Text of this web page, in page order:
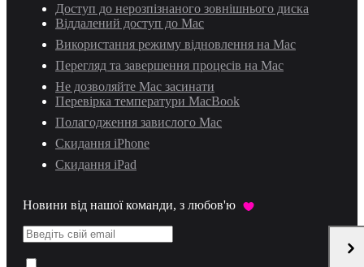
Доступ до нерозпізнаного зовнішнього диска
Віддалений доступ до Mac
Використання режиму відновлення на Mac
Перегляд та завершення процесів на Mac
Не дозволяйте Mac засинати
Перевірка температури MacBook
Полагодження завислого Mac
Скидання iPhone
Скидання iPad
Новини від нашої команди, з любов'ю